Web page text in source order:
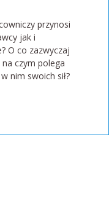
przynosi
jak i
O co zazwyczaj
czym polega
nim swoich sił?